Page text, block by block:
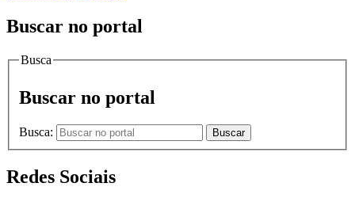
Buscar no portal
Busca
Buscar no portal
Busca: Buscar
Redes Sociais